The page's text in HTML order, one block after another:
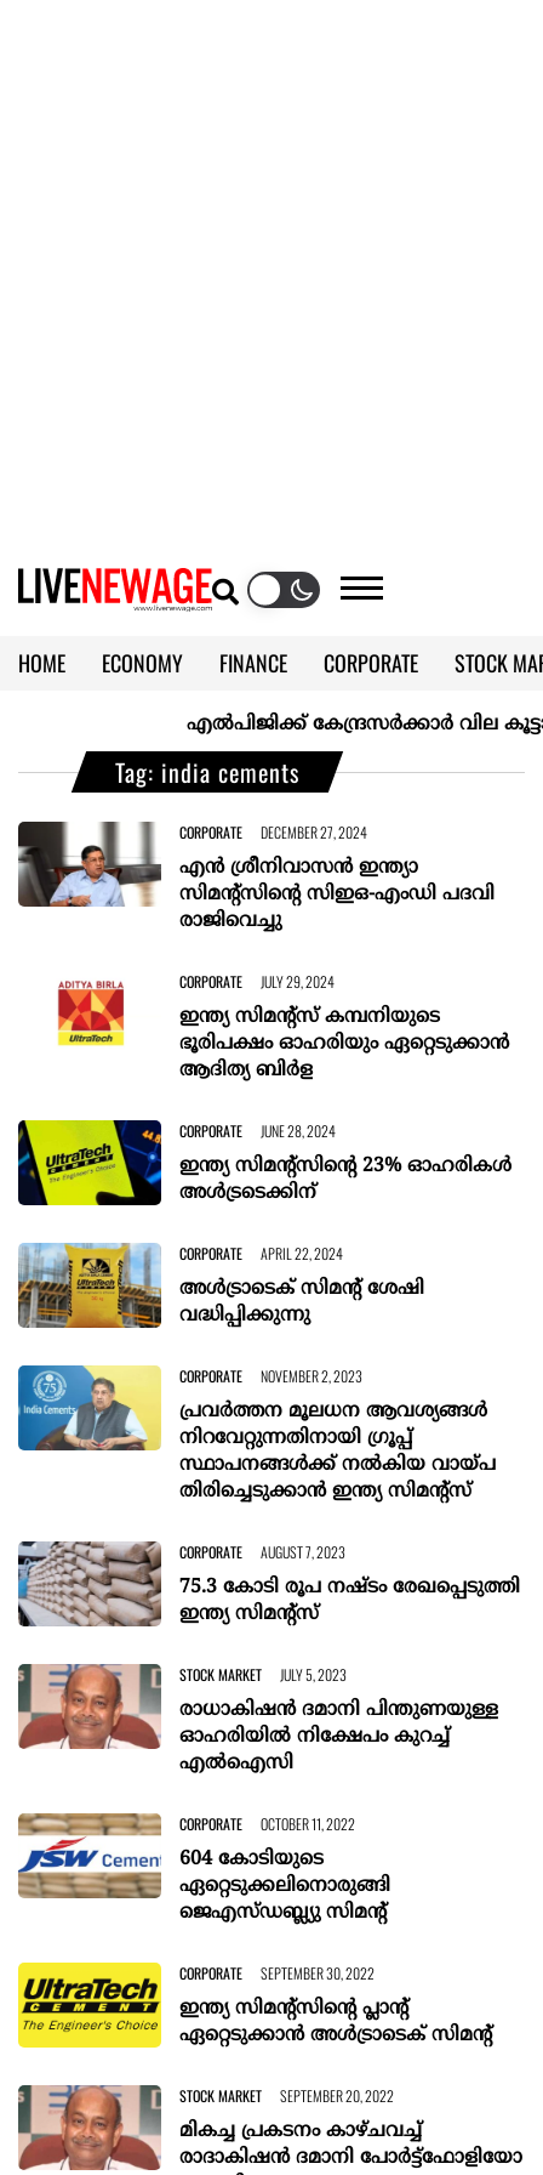
HOME ECONOMY FINANCE CORPORATE
STOCK
KERALA @70
എല്‍പിജിക്ക് കേന്ദ്രസർക്കാർ വില
Tag: india cements
CORPORATE DECEMBER 27, 2024
എൻ ശ്രീനിവാസൻ ഇന്ത്യാ
സിമൻ്റ്സിൻ്റെ സിഇഒ-എംഡി പദവി
രാജിവെച്ചു
CORPORATE JULY 29, 2024
ഇന്ത്യ സിമന്റ്സ് കമ്പനിയുടെ
ഭൂരിപക്ഷം ഓഹരിയും ഏറ്റെടുക്കാൻ
ആദിത്യ ബി‌ർള
CORPORATE JUNE 28, 2024
ഇന്ത്യ സിമന്റ്‌സിന്റെ 23% ഓഹരികള്‍
അള്‍ട്രടെക്കിന്
CORPORATE APRIL 22, 2024
അൾട്രാടെക് സിമൻ്റ് ശേഷി
വ‌ദ്ധിപ്പിക്കുന്നു
CORPORATE NOVEMBER 2, 2023
പ്രവർത്തന മൂലധന ആവശ്യങ്ങൾ
നിറവേറ്റുന്നതിനായി ഗ്രൂപ്പ്
സ്ഥാപനങ്ങൾക്ക് നൽകിയ വായ്പ
തിരിച്ചെടുക്കാൻ ഇന്ത്യ സിമന്റ്‌സ്
CORPORATE AUGUST 7, 2023
75.3 കോടി രൂപ നഷ്ടം രേഖപ്പെടുത്തി
ഇന്ത്യ സിമന്റ്‌സ്
STOCK MARKET JULY 5, 2023
രാധാകിഷന്‍ ദമാനി പിന്തുണയുള്ള
ഓഹരിയില്‍ നിക്ഷേപം കുറച്ച്
എല്‍ഐസി
CORPORATE OCTOBER 11, 2022
604 കോടിയുടെ
ഏറ്റെടുക്കലിനൊരുങ്ങി
ജെഎസ്ഡബ്ല്യു സിമന്റ്
CORPORATE SEPTEMBER 30, 2022
ഇന്ത്യ സിമന്റ്‌സിന്റെ പ്ലാന്റ്
ഏറ്റെടുക്കാൻ അൾട്രാടെക് സിമന്റ്
STOCK MARKET SEPTEMBER 20, 2022
മികച്ച പ്രകടനം കാഴ്ചവച്ച്
രാദാകിഷന്‍ ദമാനി പോര്‍ട്ട്‌ഫോളിയോ